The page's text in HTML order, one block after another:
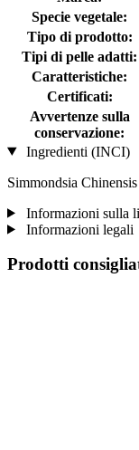
Specie vegetale:
Tipo di prodotto:
Tipi di pelle adatti:
Caratteristiche:
Certificati:
Avvertenze sulla
conservazione:
Ingredienti (INCI)
Simmondsia
Informazioni sulla
Informazioni legali
Prodotti